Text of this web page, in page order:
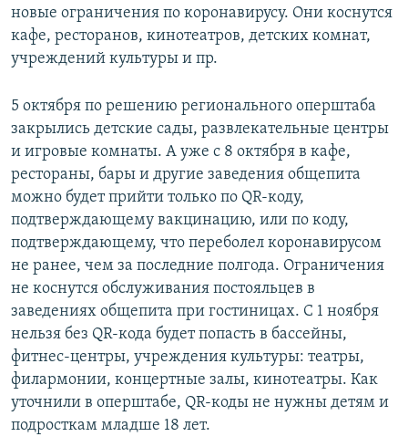
новые ограничения по коронавирусу. Они коснутся
кафе, ресторанов, кинотеатров, детских комнат,
учреждений культуры и пр.
5 октября по решению регионального оперштаба
закрылись детские сады, развлекательные центры
и игровые комнаты. А уже с 8 октября в кафе,
рестораны, бары и другие заведения общепита
можно будет прийти только по QR-коду,
подтверждающему вакцинацию, или по коду,
подтверждающему, что переболел коронавирусом
не ранее, чем за последние полгода. Ограничения
не коснутся обслуживания постояльцев в
заведениях общепита при гостиницах. С 1 ноября
нельзя без QR-кода будет попасть в бассейны,
фитнес-центры, учреждения культуры: театры,
филармонии, концертные залы, кинотеатры. Как
уточнили в оперштабе, QR-коды не нужны детям и
подросткам младше 18 лет.